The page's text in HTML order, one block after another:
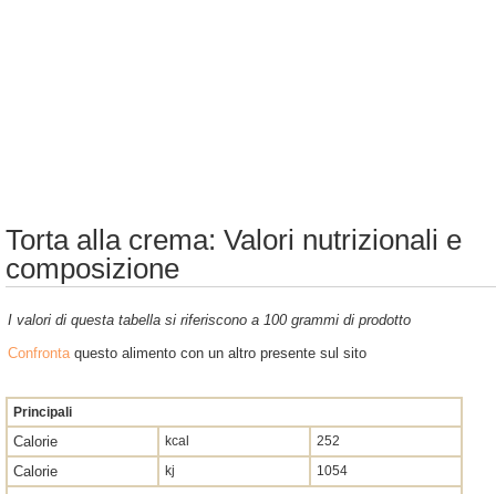
Torta alla crema: Valori nutrizionali e
composizione
I valori di questa tabella si riferiscono a 100 grammi di prodotto
Confrontaquesto alimento con un altro presente sul sito
Principali
Calorie kcal 252
Calorie kj 1054